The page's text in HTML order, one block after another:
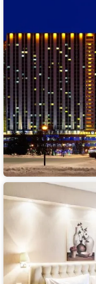
плюс
Отель
Измайлово
Столица